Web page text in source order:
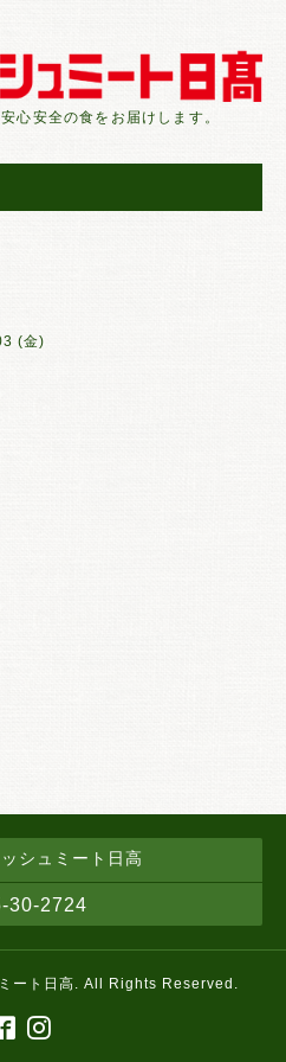
心安全の食をお届けします。
(金)
シュミート日高
30-2724
ート日高. All Rights Reserved.